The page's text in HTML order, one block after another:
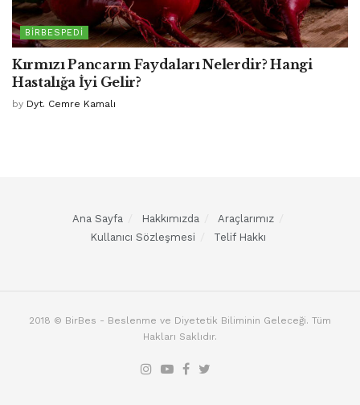
BIRBESPEDI
Kırmızı Pancarın Faydaları Nelerdir? Hangi
Hastalığa İyi Gelir?
by Dyt. Cemre Kamalı
Ana Sayfa Hakkımızda
Araçlarımız
Kullanıcı Sözleşmesi
Telif Hakkı
2018 © BirBes - Beslenme ve Diyetetik Biliminin Geleceği. Tüm
Hakları Saklıdır.